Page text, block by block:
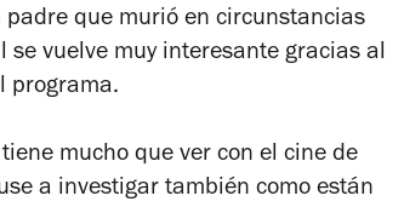
que murió en circunstancias
vuelve muy interesante gracias al
programa.
mucho que ver con el cine de
a investigar también como están